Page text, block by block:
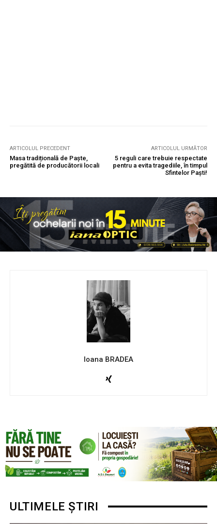
ARTICOLUL PRECEDENT
Masa tradițională de Paște,
pregătită de producătorii locali
ARTICOLUL URMĂTOR
5 reguli care trebuie respectate
pentru a evita tragediile, în timpul
Sfintelor Paști!
Ioana BRADEA
ULTIMELE ȘTIRI